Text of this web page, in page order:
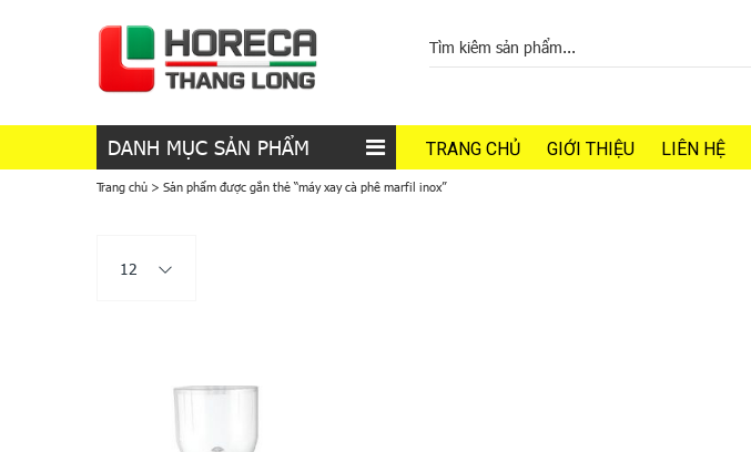
DANH MỤC SẢN PHẨM TRANG CHỦ GIỚI THIỆU LIÊN HỆ
Trang chủ > Sản phẩm được gắn thẻ “máy xay cà phê marfil inox”
12